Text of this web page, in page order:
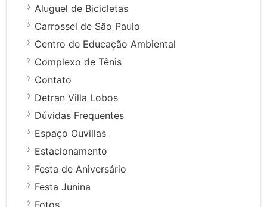
Aluguel de Bicicletas
Carrossel de São Paulo
Centro de Educação Ambiental
Complexo de Tênis
Contato
Detran Villa Lobos
Dúvidas Frequentes
Espaço Ouvillas
Estacionamento
Festa de Aniversário
Festa Junina